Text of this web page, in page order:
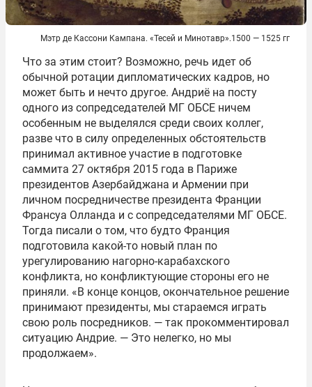
Мэтр де Кассони Кампана. «Тесей и Минотавр».1500 — 1525 гг
Что за этим стоит? Возможно, речь идет об
обычной ротации дипломатических кадров, но
может быть и нечто другое. Андриё на посту
одного из сопредседателей МГ ОБСЕ ничем
особенным не выделялся среди своих коллег,
разве что в силу определенных обстоятельств
принимал активное участие в подготовке
саммита 27 октября 2015 года в Париже
президентов Азербайджана и Армении при
личном посредничестве президента Франции
Франсуа Олланда и с сопредседателями МГ ОБСЕ.
Тогда писали о том, что будто Франция
подготовила какой-то новый план по
урегулированию нагорно-карабахского
конфликта, но конфликтующие стороны его не
приняли. «В конце концов, окончательное решение
принимают президенты, мы стараемся играть
свою роль посредников. — так прокомментировал
ситуацию Андрие. — Это нелегко, но мы
продолжаем».